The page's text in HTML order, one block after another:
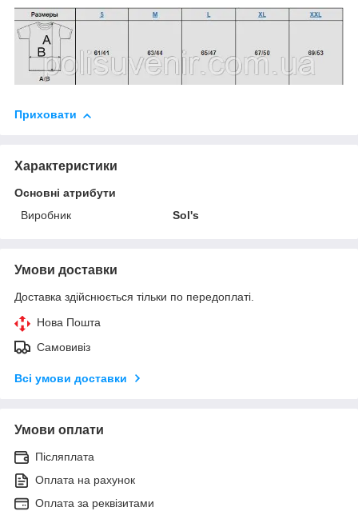
Приховати
Характеристики
Основні атрибути
Виробник
Sol's
Умови доставки
Доставка здійснюється тільки по передоплаті.
Нова Пошта
Самовивіз
Всі умови доставки
Умови оплати
Післяплата
Оплата на рахунок
Оплата за реквізитами